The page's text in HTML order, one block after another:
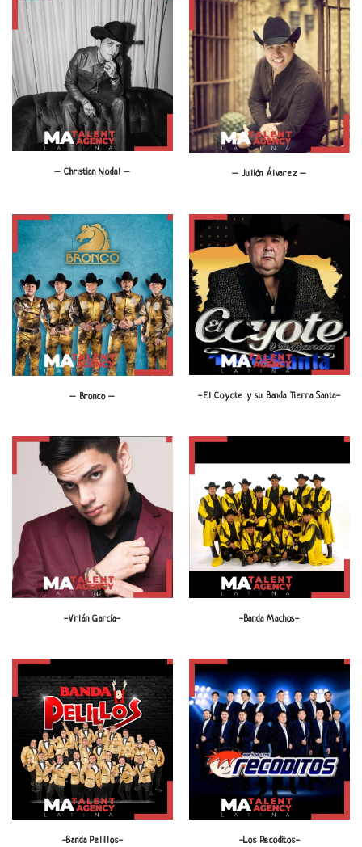
– Christian Nodal – – Julión Álvarez –
– Bronco – -El Coyote y su Banda Tierra Santa-
-Virlán García- -Banda Machos-
-Banda Pelillos- -Los Recoditos-